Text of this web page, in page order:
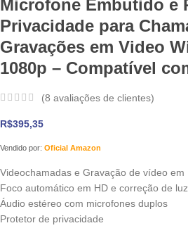
Microfone Embutido e
Privacidade para
Gravações em Video
1080p – Compatível
(8 avaliações de clientes)
R$395,35
Vendido por: Oficial Amazon
Videochamadas e Gravação de vídeo em
Foco automático em HD e correção de luz
Áudio estéreo com microfones duplos
Protetor de privacidade